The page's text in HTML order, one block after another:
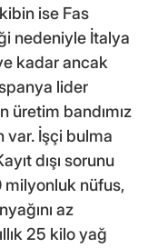
ise Fas
nedeniyle İtalya
kadar ancak
lider
üretim bandımız
var. İşçi bulma
dışı sorunu
milyonluk nüfus,
az
25 kilo yağ